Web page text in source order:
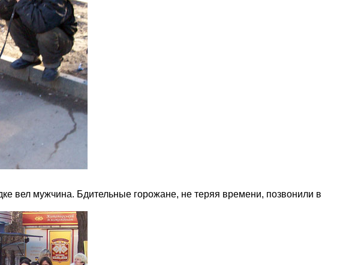
вел мужчина. Бдительные горожане, не теряя времени, позвонили в